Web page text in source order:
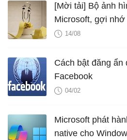
[Mời tải] Bộ ảnh
Microsoft, gợi
tượng của Windows
14/08
Cách bật đăng ẩn
Facebook
04/02
Microsoft phát
native cho